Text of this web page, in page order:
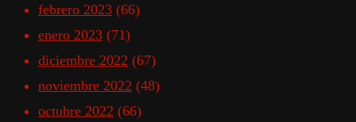
febrero 2023 (66)
enero 2023 (71)
diciembre 2022 (67)
noviembre 2022 (48)
octubre 2022 (66)